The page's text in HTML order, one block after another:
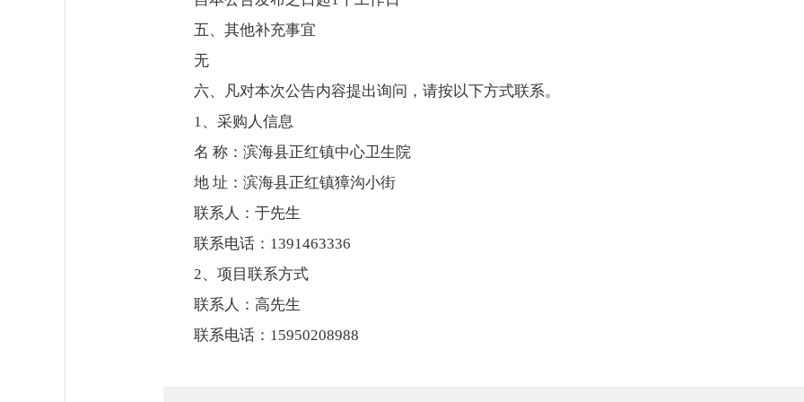
五、其他补充事宜
无
六、凡对本次公告内容提出询问，请按以下方式联系。
1、采购人信息
名 称：滨海县正红镇中心卫生院
地 址：滨海县正红镇獐沟小街
联系人：于先生
联系电话：1391463336
2、项目联系方式
联系人：高先生
联系电话：15950208988